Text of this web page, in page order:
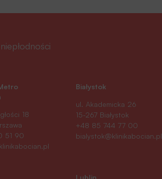
18
51 90
Białystok
ul. Akademicka 26
15-267 Białystok
+48 85 744 77 00
bialystok@klinikabocian.pl
Lublin